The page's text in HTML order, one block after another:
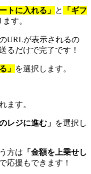
トに入れる」 と
「ギフ
す。
URLが表示されるの
るだけで完了です！
」 を選択します。
ます。
レジに進む」 を選択し
方は 「金額を上乗せし
応援もできます！